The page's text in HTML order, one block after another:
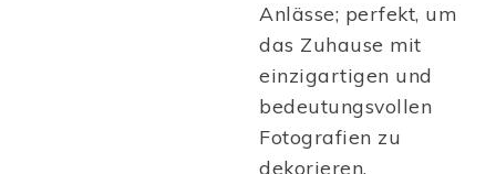
Anlässe; perfekt, um
das Zuhause mit
einzigartigen und
bedeutungsvollen
Fotografien zu
dekorieren.